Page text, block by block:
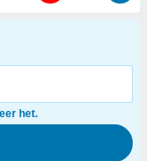
het.